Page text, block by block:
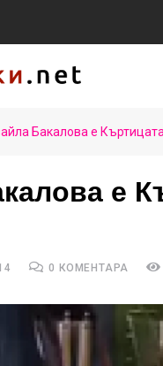
Бакалова е
е
0 КОМЕНТАРА